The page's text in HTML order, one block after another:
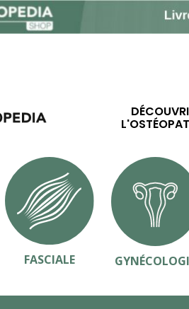
FASCIALE